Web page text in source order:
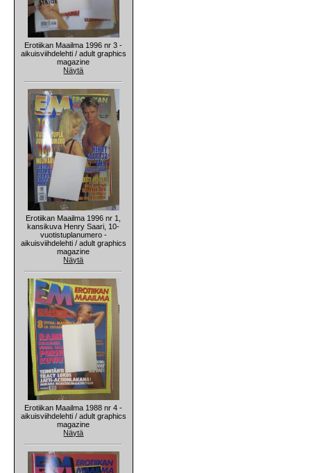
Erotiikan Maailma 1996 nr 3 -
aikuisviihdelehti / adult graphics
magazine
Näytä
Erotiikan Maailma 1996 nr 1,
kansikuva Henry Saari, 10-
vuotistuplanumero -
aikuisviihdelehti / adult graphics
magazine
Näytä
Erotiikan Maailma 1988 nr 4 -
aikuisviihdelehti / adult graphics
magazine
Näytä